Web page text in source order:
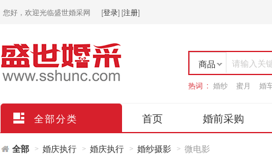
您好，欢迎光临盛世婚采网 [登录][注册]
商品
店铺
请输入关
热词 : 婚纱 蜜月 婚
全部分类 首页 婚前采购
全部 > 婚庆执行 > 婚庆执行 > 婚纱摄影 > 微电影